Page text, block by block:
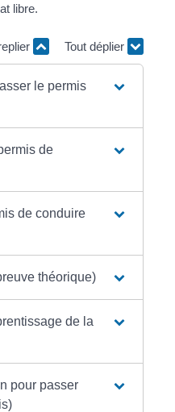
libre.
Tout déplier
le permis
de
de conduire
théorique)
de la
pour passer